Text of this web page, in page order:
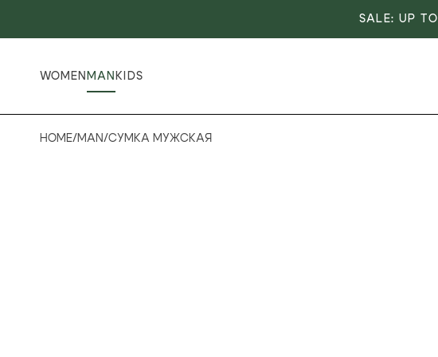
SALE: UP
WOMEN MAN KIDS
HOME/ MAN/СУМКА МУЖСКАЯ